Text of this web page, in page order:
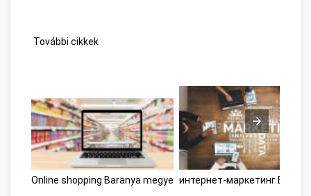
További cikkek
Online shopping Baranya megye интернет-маркетинг